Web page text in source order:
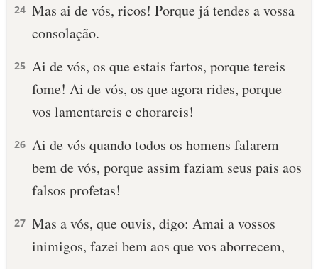
24 Mas ai de vós, ricos! Porque já tendes a vossa
consolação.
25 Ai de vós, os que estais fartos, porque tereis
fome! Ai de vós, os que agora rides, porque
vos lamentareis e chorareis!
26 Ai de vós quando todos os homens falarem
bem de vós, porque assim faziam seus pais aos
falsos profetas!
27 Mas a vós, que ouvis, digo: Amai a vossos
inimigos, fazei bem aos que vos aborrecem,